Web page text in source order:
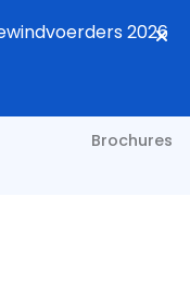
2026
Brochures